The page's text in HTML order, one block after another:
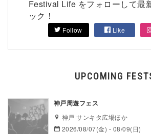
Festival Life をフォローして最
ック！
Follow Like
UPCOMING
神戸周遊フェス
神戸 サンキタ広場ほか
2026/08/07(金) - 08/09(日)